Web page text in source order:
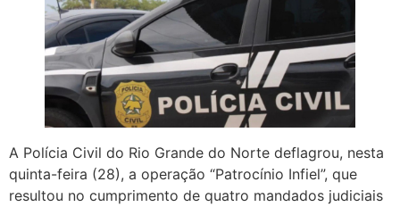
A Polícia Civil do Rio Grande do Norte deflagrou, nesta
quinta-feira (28), a operação “Patrocínio Infiel”, que
resultou no cumprimento de quatro mandados judiciais